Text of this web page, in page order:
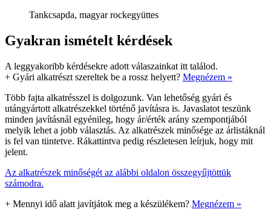
Tankcsapda, magyar rockegyüttes
Gyakran ismételt kérdések
A leggyakoribb kérdésekre adott válaszainkat itt találod.
+ Gyári alkatrészt szereltek be a rossz helyett? Megnézem »
Több fajta alkatrésszel is dolgozunk. Van lehetőség gyári és
utángyártott alkatrészekkel történő javításra is. Javaslatot teszünk
minden javításnál egyénileg, hogy ár/érték arány szempontjából
melyik lehet a jobb választás. Az alkatrészek minősége az árlistáknál
is fel van tüntetve. Rákattintva pedig részletesen leírjuk, hogy mit
jelent.
Az alkatrészek minőségét az alábbi oldalon összegyűjtöttük
számodra.
+ Mennyi idő alatt javítjátok meg a készülékem? Megnézem »